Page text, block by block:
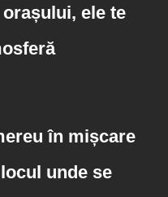
ele te
în mișcare
unde se